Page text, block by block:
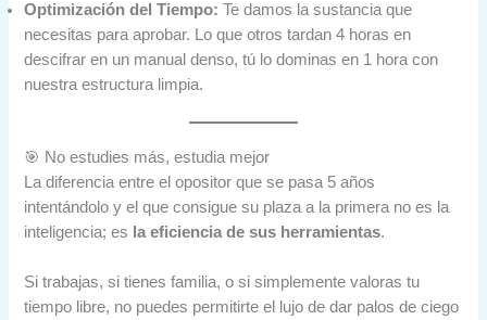
Optimización del Tiempo: Te damos la sustancia que
necesitas para aprobar. Lo que otros tardan 4 horas en
descifrar en un manual denso, tú lo dominas en 1 hora con
nuestra estructura limpia.
🎯 No estudies más, estudia mejor
La diferencia entre el opositor que se pasa 5 años
intentándolo y el que consigue su plaza a la primera no es la
inteligencia; es la eficiencia de sus herramientas.
Si trabajas, si tienes familia, o si simplemente valoras tu
tiempo libre, no puedes permitirte el lujo de dar palos de ciego